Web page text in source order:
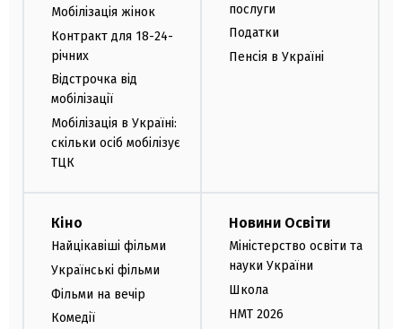
Мобілізація жінок
Контракт для 18-24-
річних
Відстрочка від
мобілізації
Мобілізація в Україні:
скільки осіб мобілізує
ТЦК
послуги
Податки
Пенсія в Україні
Кіно
Найцікавіші фільми
Українські фільми
Фільми на вечір
Комедії
Новини Освіти
Міністерство освіти та
науки України
Школа
НМТ 2026